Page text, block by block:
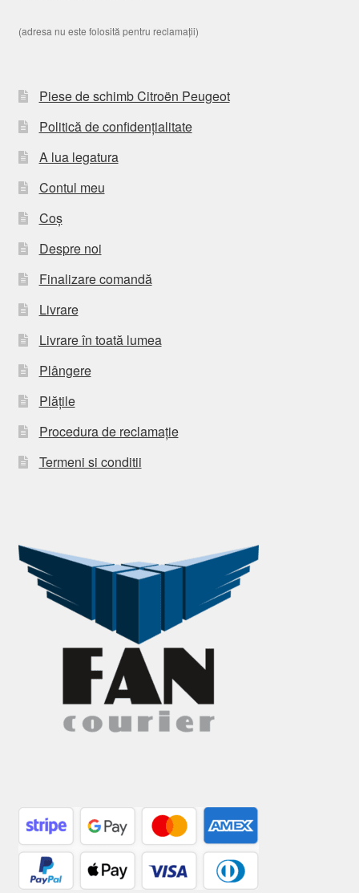
(adresa nu este folosită pentru reclamații)
Piese de schimb Citroën Peugeot
Politică de confidențialitate
A lua legatura
Contul meu
Coș
Despre noi
Finalizare comandă
Livrare
Livrare în toată lumea
Plângere
Plățile
Procedura de reclamație
Termeni si conditii